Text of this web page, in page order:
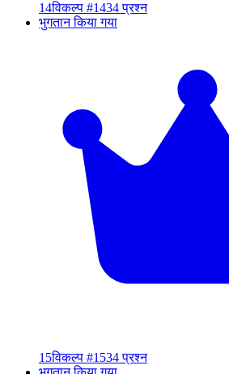
14विकल्प #1434 प्रश्न
भुगतान किया गया
15विकल्प #1534 प्रश्न